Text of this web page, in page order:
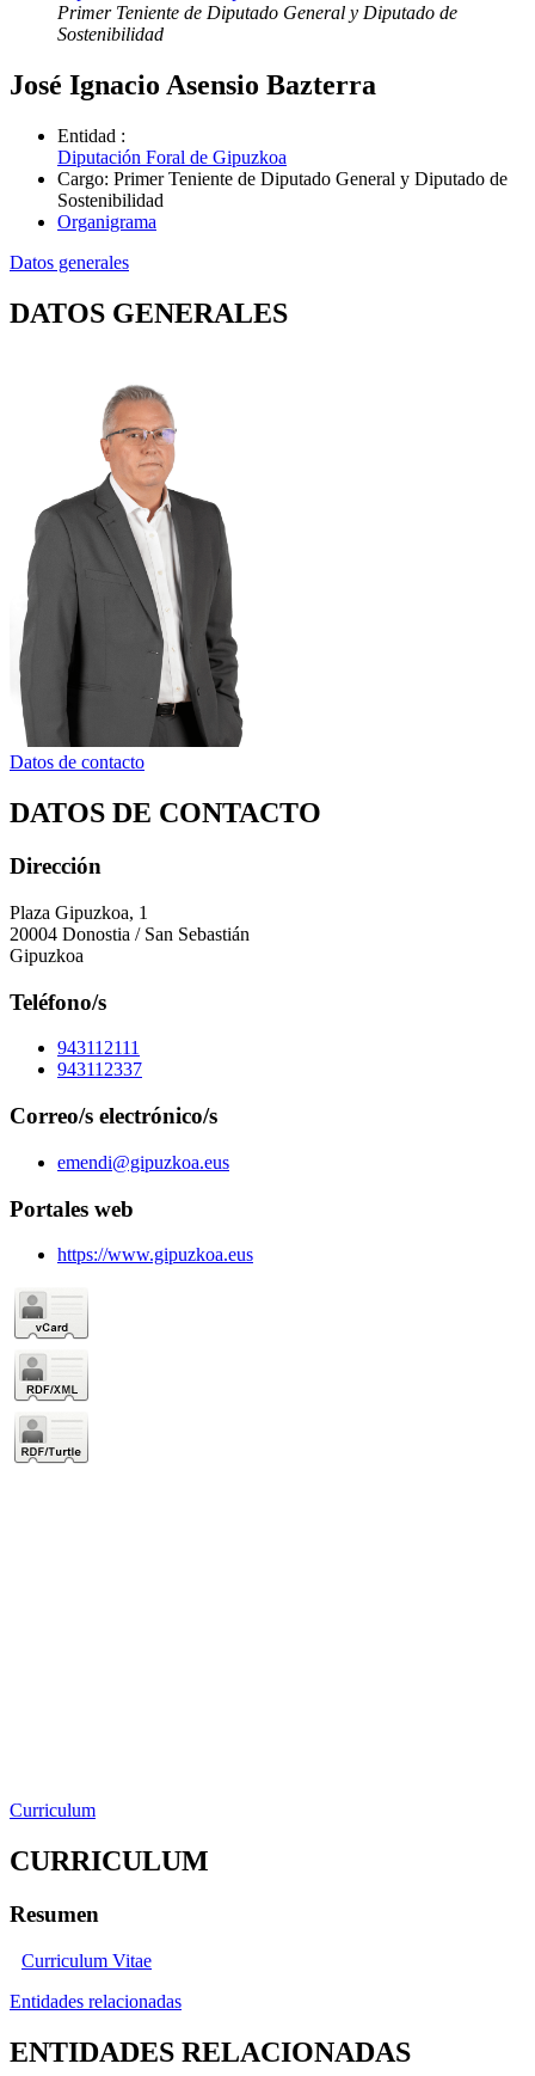
Primer Teniente de Diputado General y Diputado de
Sostenibilidad
José Ignacio Asensio Bazterra
Entidad :
Diputación Foral de Gipuzkoa
Cargo: Primer Teniente de Diputado General y Diputado de
Sostenibilidad
Organigrama
Datos generales
DATOS GENERALES
Datos de contacto
DATOS DE CONTACTO
Dirección
Plaza Gipuzkoa, 1
20004 Donostia / San Sebastián
Gipuzkoa
Teléfono/s
943112111
943112337
Correo/s electrónico/s
emendi@gipuzkoa.eus
Portales web
https://www.gipuzkoa.eus
Curriculum
CURRICULUM
Resumen
Curriculum Vitae
Entidades relacionadas
ENTIDADES RELACIONADAS